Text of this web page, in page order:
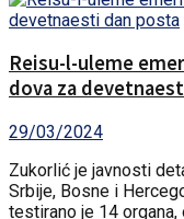
Reisu-l-uleme
dova za
29/03/2024
Zukorlić je javnosti
Srbije, Bosne i
testirano je 14 organa,